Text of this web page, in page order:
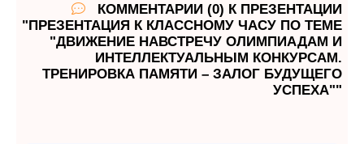
КОММЕНТАРИИ (0) К ПРЕЗЕНТАЦИИ
"ПРЕЗЕНТАЦИЯ К КЛАССНОМУ ЧАСУ ПО ТЕМЕ
"ДВИЖЕНИЕ НАВСТРЕЧУ ОЛИМПИАДАМ И
ИНТЕЛЛЕКТУАЛЬНЫМ КОНКУРСАМ.
ТРЕНИРОВКА ПАМЯТИ – ЗАЛОГ БУДУЩЕГО
УСПЕХА""